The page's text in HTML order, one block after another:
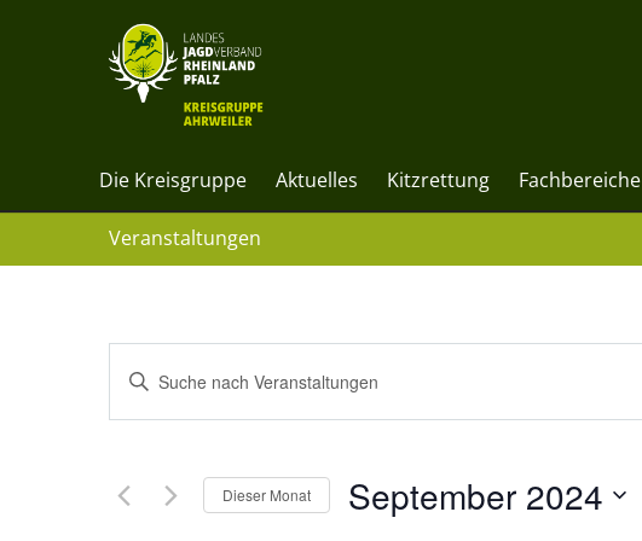
Die Kreisgruppe Aktuelles Kitzrettung Fachbereiche
Veranstaltungen
Veranstaltungen
Suche
und
Ansichten,
Bitte
Suche
Dieser Monat September 2024